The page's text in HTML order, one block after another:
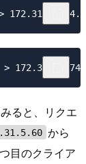
ると、リクエ
から
目のクライア